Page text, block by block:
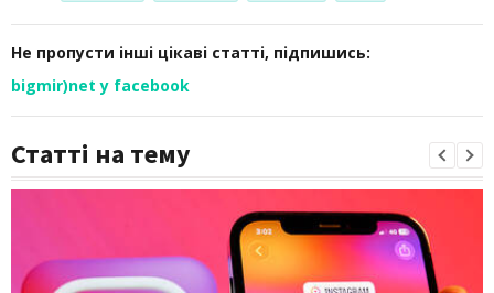
Не пропусти інші цікаві статті, підпишись:
bigmir)net у facebook
Статті на тему